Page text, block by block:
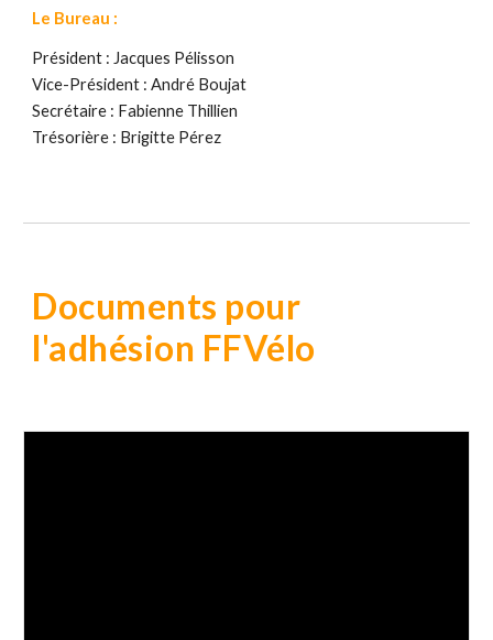
Le Bureau :
Président : Jacques Pélisson
Vice-Président : André Boujat
Secrétaire : Fabienne Thillien
Trésorière : Brigitte Pérez
Documents pour
l'adhésion FFVélo